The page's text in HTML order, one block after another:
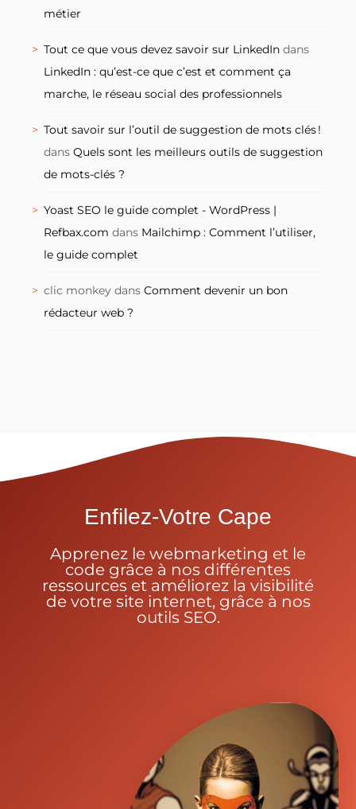
métier
Tout ce que vous devez savoir sur LinkedIn dans
LinkedIn : qu’est-ce que c’est et comment ça
marche, le réseau social des professionnels
Tout savoir sur l’outil de suggestion de mots clés !
dans Quels sont les meilleurs outils de suggestion
de mots-clés ?
Yoast SEO le guide complet - WordPress |
Refbax.com dans Mailchimp : Comment l’utiliser,
le guide complet
clic monkey dans Comment devenir un bon
rédacteur web ?
Enfilez-Votre Cape
Apprenez le webmarketing et le
code grâce à nos différentes
ressources et améliorez la visibilité
de votre site internet, grâce à nos
outils SEO.